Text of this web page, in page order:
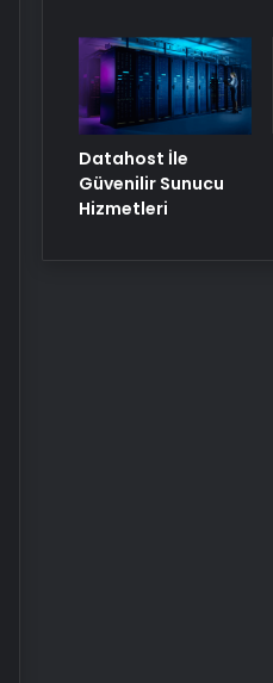
Datahost İle
Güvenilir Sunucu
Hizmetleri